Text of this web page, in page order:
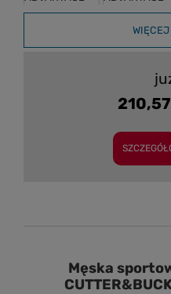
WIĘCEJ
Męska